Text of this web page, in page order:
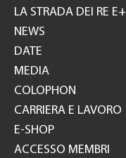
GH
LA STRADA DEI RE E+
NEWS
DATE
MEDIA
COLOPHON
CARRIERA E LAVORO
E-SHOP
ACCESSO MEMBRI